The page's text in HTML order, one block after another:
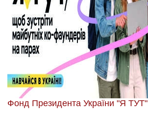
Фонд Президента України "Я ТУТ"